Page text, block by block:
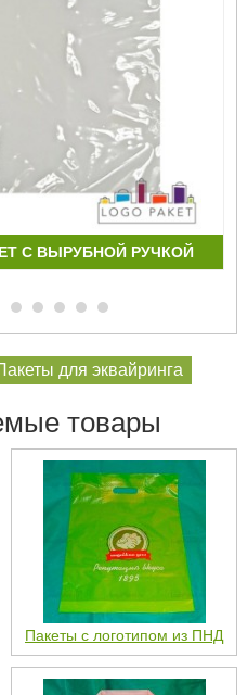
С ВЫРУБНОЙ РУЧКОЙ
для эквайринга
товары
Пакеты с логотипом из ПНД